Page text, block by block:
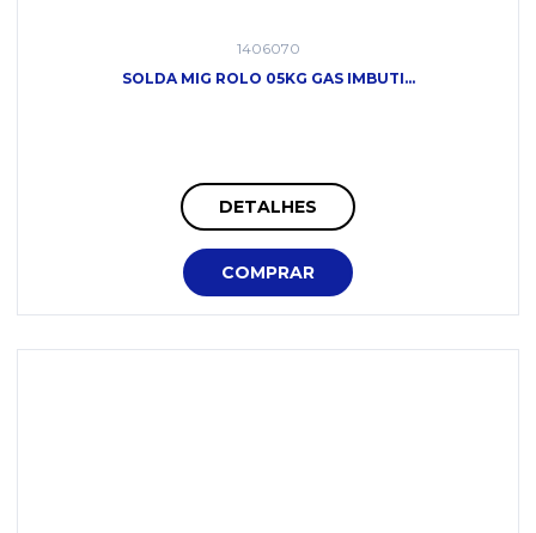
1406070
SOLDA MIG ROLO 05KG GAS IMBUTI...
DETALHES
COMPRAR